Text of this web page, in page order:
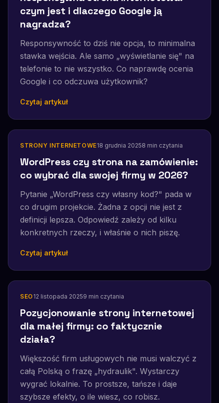
czym jest i dlaczego Google ją
nagradza?
Responsywność to dziś nie opcja, to minimalna
stawka wejścia. Ale samo „wyświetlanie się" na
telefonie to nie wszystko. Co naprawdę ocenia
Google i co odczuwa użytkownik?
Czytaj artykuł
STRONY INTERNETOWE18 grudnia 20258 min czytania
WordPress czy strona na zamówienie:
co wybrać dla swojej firmy w 2026?
Pytanie „WordPress czy własny kod?" pada w
co drugim projekcie. Żadna z opcji nie jest z
definicji lepsza. Odpowiedź zależy od kilku
konkretnych rzeczy, i właśnie o nich piszę.
Czytaj artykuł
SEO 12 listopada 20259 min czytania
Pozycjonowanie strony internetowej
dla małej firmy: co faktycznie
działa?
Większość firm usługowych nie musi walczyć z
całą Polską o frazę „hydraulik". Wystarczy
wygrać lokalnie. To prostsze, tańsze i daje
szybsze efekty, o ile wiesz, co robisz.